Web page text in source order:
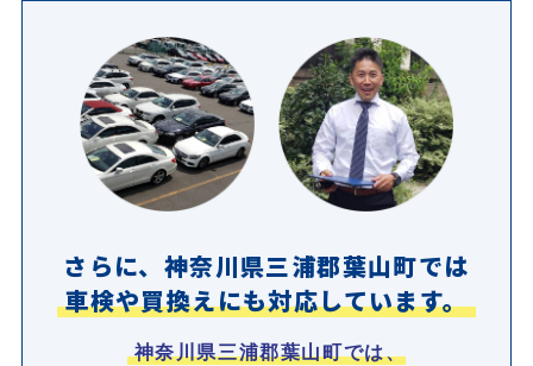
さらに、神奈川県三浦郡葉山町では
車検や買換えにも対応しています。
神奈川県三浦郡葉山町では、